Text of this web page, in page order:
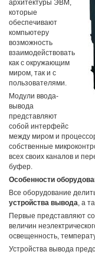
архитектуры ЭВМ,
которые
обеспечивают
компьютеру
возможность
взаимодействовать
как с окружающим
миром, так и с
пользователями.
Модули ввода-
вывода
представляют
собой интерфейс
между миром и
собственные
всех своих каналов и
буфер.
Особенности
Все оборудование
устройства вывода , а
Первые представляют
величин
освещенность,
Устройства вывода